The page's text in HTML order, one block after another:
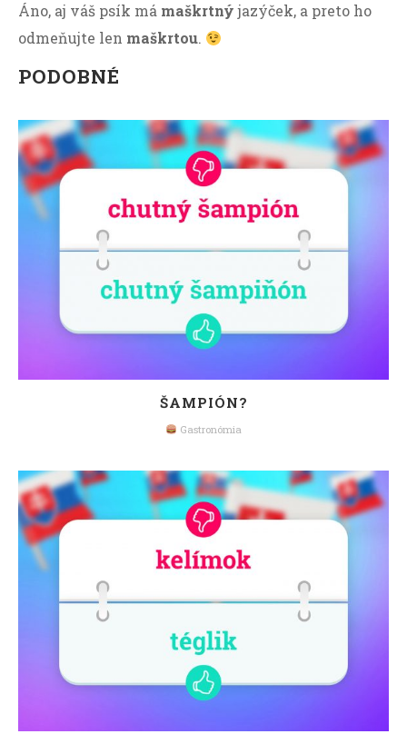
Áno, aj váš psík má maškrtnýjazýček, a preto ho
odmeňujte len maškrtou.
PODOBNÉ
ŠAMPIÓN?
Gastronómia